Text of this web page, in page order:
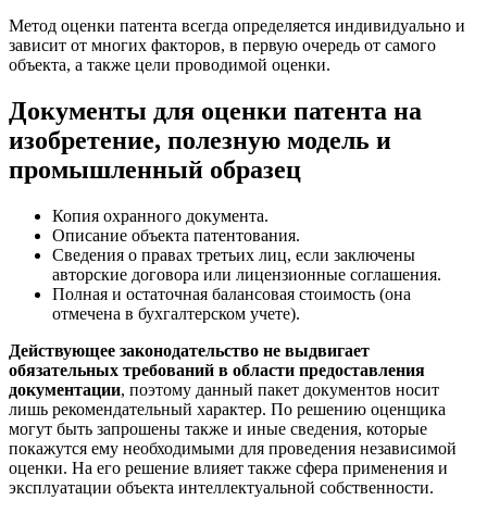
Метод оценки патента всегда определяется индивидуально и
зависит от многих факторов, в первую очередь от самого
объекта, а также цели проводимой оценки.
Документы для оценки патента на
изобретение, полезную модель и
промышленный образец
Копия охранного документа.
Описание объекта патентования.
Сведения о правах третьих лиц, если заключены
авторские договора или лицензионные соглашения.
Полная и остаточная балансовая стоимость (она
отмечена в бухгалтерском учете).
Действующее законодательство не выдвигает
обязательных требований в области предоставления
документации, поэтому данный пакет документов носит
лишь рекомендательный характер. По решению оценщика
могут быть запрошены также и иные сведения, которые
покажутся ему необходимыми для проведения независимой
оценки. На его решение влияет также сфера применения и
эксплуатации объекта интеллектуальной собственности.